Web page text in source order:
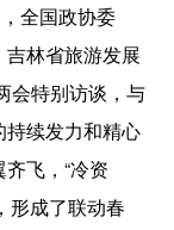
全国政协委
林省旅游发展
会特别访谈，与
续发力和精心
飞，“冷资
形成了联动春